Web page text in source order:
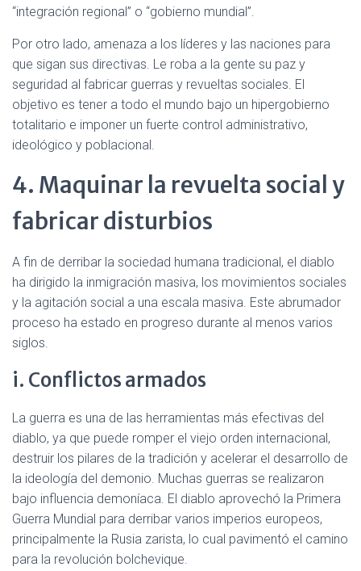
“integración regional” o “gobierno mundial”.
Por otro lado, amenaza a los líderes y las naciones para
que sigan sus directivas. Le roba a la gente su paz y
seguridad al fabricar guerras y revueltas sociales. El
objetivo es tener a todo el mundo bajo un hipergobierno
totalitario e imponer un fuerte control administrativo,
ideológico y poblacional.
4. Maquinar la revuelta social y
fabricar disturbios
A fin de derribar la sociedad humana tradicional, el diablo
ha dirigido la inmigración masiva, los movimientos sociales
y la agitación social a una escala masiva. Este abrumador
proceso ha estado en progreso durante al menos varios
siglos.
i. Conflictos armados
La guerra es una de las herramientas más efectivas del
diablo, ya que puede romper el viejo orden internacional,
destruir los pilares de la tradición y acelerar el desarrollo de
la ideología del demonio. Muchas guerras se realizaron
bajo influencia demoníaca. El diablo aprovechó la Primera
Guerra Mundial para derribar varios imperios europeos,
principalmente la Rusia zarista, lo cual pavimentó el camino
para la revolución bolchevique.